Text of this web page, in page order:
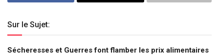
Sur le Sujet:
Sécheresses et Guerres font flamber les prix alimentaires